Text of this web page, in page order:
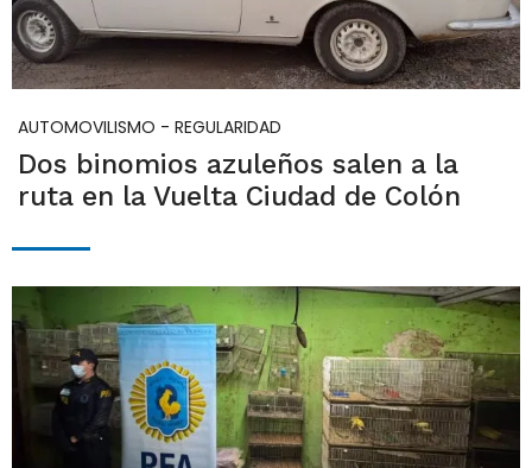
AUTOMOVILISMO - REGULARIDAD
Dos binomios azuleños salen a la
ruta en la Vuelta Ciudad de Colón